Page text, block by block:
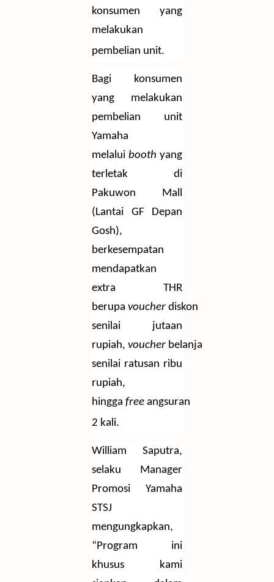
konsumen yang
melakukan
pembelian unit.
Bagi konsumen
yang melakukan
pembelian unit
Yamaha
melalui booth yang
terletak di
Pakuwon Mall
(Lantai GF Depan
Gosh),
berkesempatan
mendapatkan
extra THR
berupa voucher diskon
senilai jutaan
rupiah, voucher belanja
senilai ratusan ribu
rupiah,
hingga free angsuran
2 kali.
William Saputra,
selaku Manager
Promosi Yamaha
STSJ
mengungkapkan,
“Program ini
khusus kami